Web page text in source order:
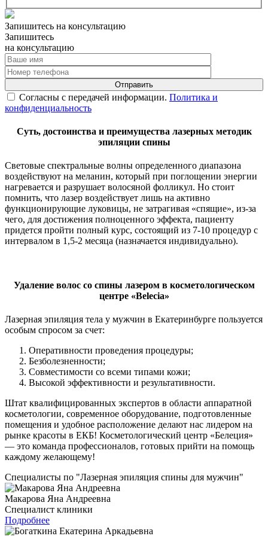
Запишитесь на консультацию
Запишитесь
на консультацию
Согласны с передачей информации. Политика и
конфиденциальность
Суть, достоинства и преимущества лазерных методик
эпиляции спины
Световые спектральные волны определенного диапазона
воздействуют на меланин, который при поглощении энергии
нагревается и разрушает волосяной фолликул. Но стоит
помнить, что лазер воздействует лишь на активно
функционирующие луковицы, не затрагивая «спящие», из-за
чего, для достижения полноценного эффекта, пациенту
придется пройти полный курс, состоящий из 7-10 процедур с
интервалом в 1,5-2 месяца (назначается индивидуально).
Удаление волос со спины лазером в косметологическом
центре «Belecia»
Лазерная эпиляция тела у мужчин в Екатеринбурге пользуется
особым спросом за счет:
Оперативности проведения процедуры;
Безболезненности;
Совместимости со всеми типами кожи;
Высокой эффективности и результативности.
Штат квалифицированных экспертов в области аппаратной
косметологии, современное оборудование, подготовленные
помещения и удобное расположение делают нас лидером на
рынке красоты в ЕКБ! Косметологический центр «Белеция»
— это команда профессионалов, готовых прийти на помощь
каждому желающему!
Специалисты по "Лазерная эпиляция спины для мужчин"
Макарова Яна Андреевна
Специалист клиники
Подробнее